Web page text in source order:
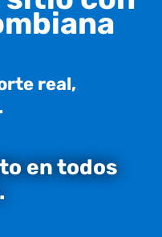
real,
en todos